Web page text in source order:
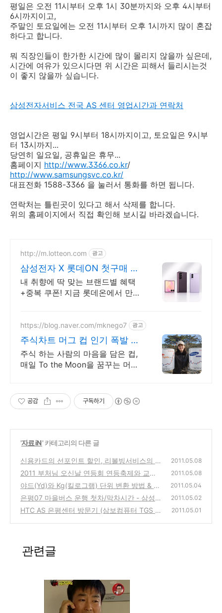
평일은 오전 11시부터 오후 1시 30분까지와 오후 4시부터
6시까지이고,
주말인 토요일에는 오전 11시부터 오후 1시까지 많이 혼잡
하다고 합니다.
뭐 직장인들이 한가한 시간에 많이 몰리지 않을까 싶은데,
시간에 여유가 있으시다면 위 시간은 피해서 들리시는것
이 좋지 않을까 싶습니다.
삼성전자서비스 전국 AS 센터 영업시간과 연락처
영업시간은 평일 9시부터 18시까지이고, 토요일은 9시부
터 13시까지...
당연히 일요일, 공휴일은 휴무...
홈페이지 http://www.3366.co.kr/
http://www.samsungsvc.co.kr/
대표전화 1588-3366 을 눌러서 통화를 하면 됩니다.
연락처는 틀린곳이 있다고 해서 삭제를 합니다.
위의 홈페이지에서 직접 확인해 보시길 바라겠습니다.
http://m.lotteon.com 광고
삼성전자 X 롯데ON 첫구매 최
대 5천원 혜택!
내 취향에 딱 맞는 브랜드별 혜택
+중복 쿠폰! 지금 롯데온에서 만나
https://blog.naver.com/mknego7 광고
주식차트 머그 컵 인기 폭발 내
일은 오늘보다 조금더 높이
주식 하는 사람의 마음을 담은 컵,
매일 To the Moon을 꿈꾸는 머그
Moon
공감 구독하기
'자료 iN' 카테고리의 다른 글
신용카드의 선포인트 할인, 리볼빙서비스의 고
이자 함정과 신용카드 사용팁
(0)
2011.05.08
2011 부처님 오신날 연등회 연등축제와 교통
통제 정보
(0)
2011.05.08
야드(Yd)와 Kg(킬로그램) 단위 변환 방법 & 공
식 (길이, 무게, 부피, 넓이 환산표)
(2)
2011.05.04
은평07 마을버스 운행 첫차/막차시간 - 삼성래
미안, 불광역 순환버스 개통소식과 노선을 스
2011.05.02
HTC AS 은평센터 방문기 (삼보컴퓨터 TGS 삼
2011.05.01
관련글